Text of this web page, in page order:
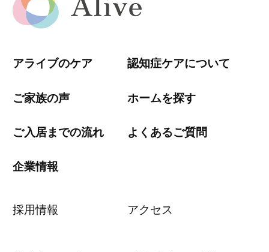
アライブのケア 認知症ケアについて
ご家族の声 ホームを探す
ご入居までの流れ よくあるご質問
企業情報
採用情報 アクセス